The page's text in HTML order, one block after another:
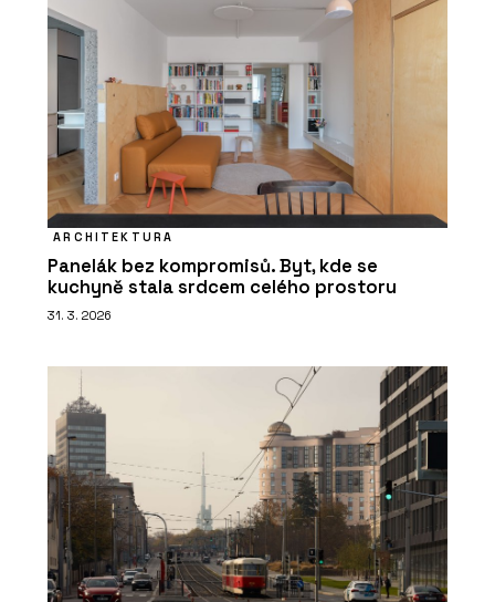
ARCHITEKTURA
Panelák bez kompromisů. Byt, kde se
kuchyně stala srdcem celého prostoru
31. 3. 2026